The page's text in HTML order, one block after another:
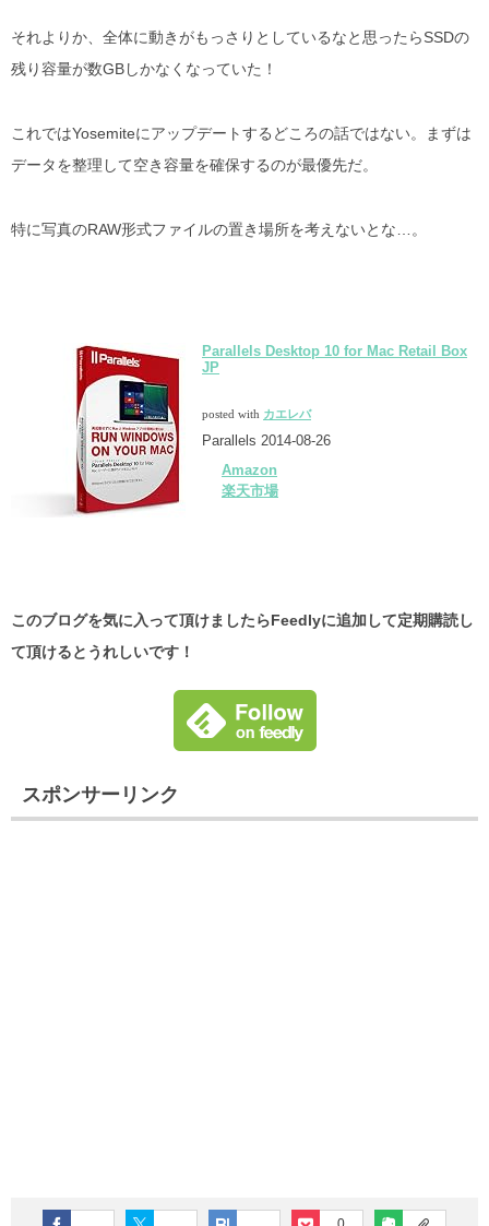
それよりか、全体に動きがもっさりとしているなと思ったらSSDの
残り容量が数GBしかなくなっていた！
これではYosemiteにアップデートするどころの話ではない。まずは
データを整理して空き容量を確保するのが最優先だ。
特に写真のRAW形式ファイルの置き場所を考えないとな…。
Parallels Desktop 10 for Mac Retail Box
JP
posted with カエレバ
Parallels 2014-08-26
Amazon
楽天市場
このブログを気に入って頂けましたらFeedlyに追加して定期購読し
て頂けるとうれしいです！
スポンサーリンク